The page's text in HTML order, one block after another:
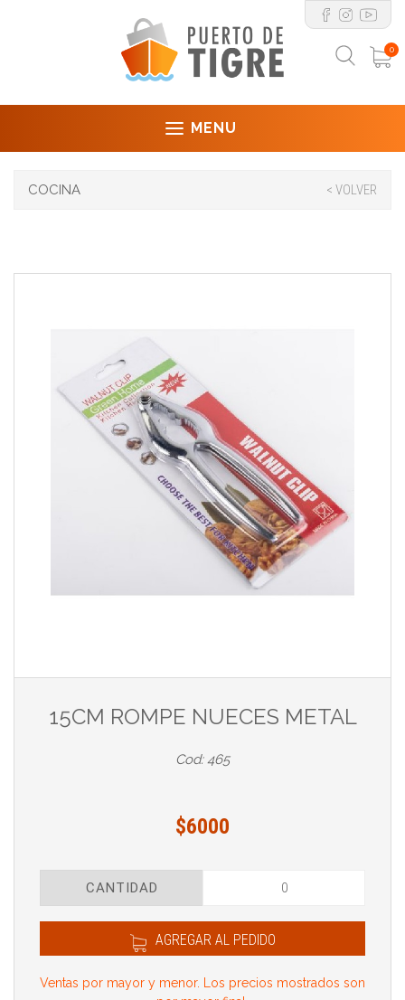
0
MENU
COCINA < VOLVER
15CM ROMPE NUECES METAL
Cod: 465
$6000
CANTIDAD
AGREGAR AL PEDIDO
Ventas por mayor y menor. Los precios mostrados son